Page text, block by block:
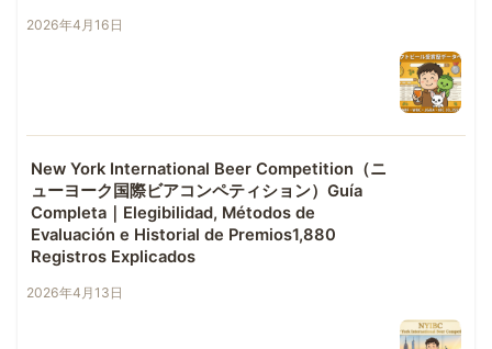
2026年4月16日
New York International Beer Competition（ニ
ューヨーク国際ビアコンペティション）Guía
Completa｜Elegibilidad, Métodos de
Evaluación e Historial de Premios1,880
Registros Explicados
2026年4月13日